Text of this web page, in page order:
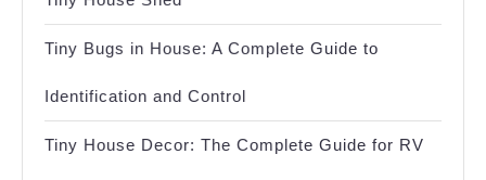
Tiny Bugs in House: A Complete Guide to
Identification and Control
Tiny House Decor: The Complete Guide for RV